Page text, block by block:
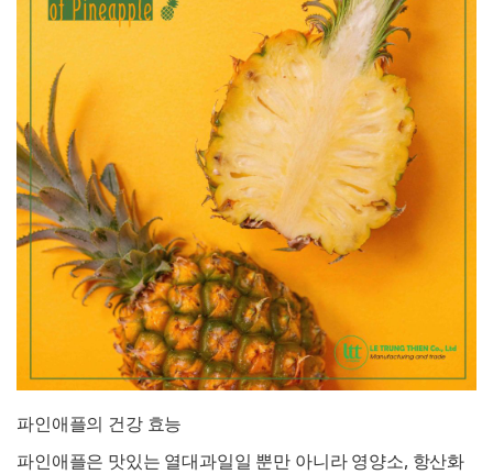
파인애플의 건강 효능
파인애플은 맛있는 열대과일일 뿐만 아니라 영양소, 항산화